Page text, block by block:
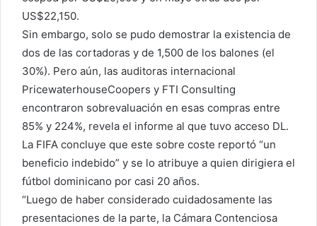
US$22,150.
Sin embargo, solo se pudo demostrar la existencia de
dos de las cortadoras y de 1,500 de los balones (el
30%). Pero aún, las auditoras internacional
PricewaterhouseCoopers y FTI Consulting
encontraron sobrevaluación en esas compras entre
85% y 224%, revela el informe al que tuvo acceso DL.
La FIFA concluye que este sobre coste reportó “un
beneficio indebido” y se lo atribuye a quien dirigiera el
fútbol dominicano por casi 20 años.
“Luego de haber considerado cuidadosamente las
presentaciones de la parte, la Cámara Contenciosa